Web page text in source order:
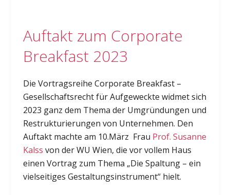
Auftakt zum Corporate
Breakfast 2023
Die Vortragsreihe Corporate Breakfast –
Gesellschaftsrecht für Aufgeweckte widmet sich
2023 ganz dem Thema der Umgründungen und
Restrukturierungen von Unternehmen. Den
Auftakt machte am 10.März Frau Prof. Susanne
Kalss von der WU Wien, die vor vollem Haus
einen Vortrag zum Thema „Die Spaltung – ein
vielseitiges Gestaltungsinstrument“ hielt.